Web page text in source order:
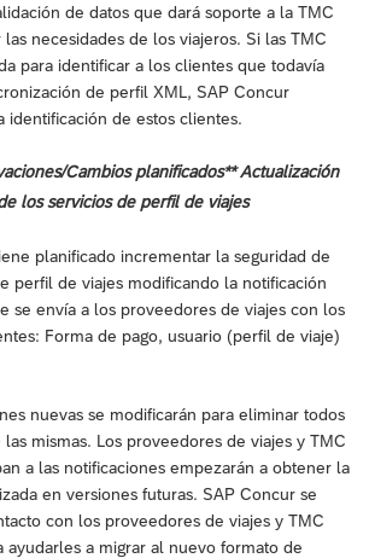
de datos que dará soporte a la TMC
las necesidades de los viajeros. Si las TMC
para identificar a los clientes que todavía
de perfil XML, SAP Concur
identificación de estos clientes.
Cambios planificados** Actualización
los servicios de perfil de viajes
planificado incrementar la seguridad de
perfil de viajes modificando la notificación
se envía a los proveedores de viajes con los
Forma de pago, usuario (perfil de viaje)
nuevas se modificarán para eliminar todos
las mismas. Los proveedores de viajes y TMC
a las notificaciones empezarán a obtener la
en versiones futuras. SAP Concur se
con los proveedores de viajes y TMC
ayudarles a migrar al nuevo formato de